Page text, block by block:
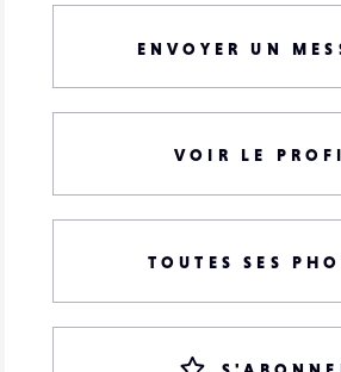
ENVOYER UN
VOIR LE
TOUTES SES